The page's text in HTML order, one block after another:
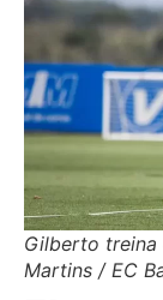
Gilberto treina
Martins / EC